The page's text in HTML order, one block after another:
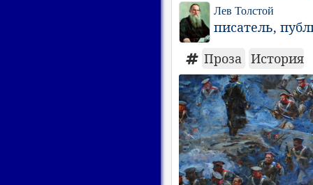
Лев Толстой
писатель,
Проза История